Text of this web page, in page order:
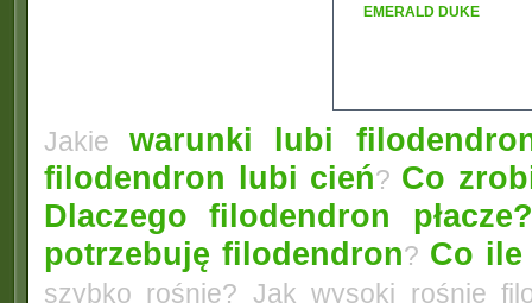
EMERALD DUKE
Jakie warunki lubi
filodendron lubi cień? Co
Dlaczego filodendron
potrzebuję filodendron? Co ile
szybko rośnie? Jak wysoki rośnie